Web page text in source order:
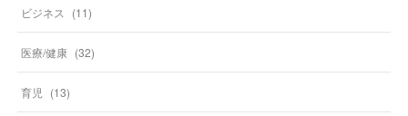
ビジネス (11)
医療/健康 (32)
育児 (13)